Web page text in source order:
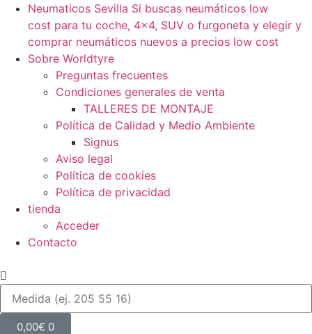
Neumaticos Sevilla Si buscas neumáticos low
cost para tu coche, 4×4, SUV o furgoneta y elegir y
comprar neumáticos nuevos a precios low cost
Sobre Worldtyre
Preguntas frecuentes
Condiciones generales de venta
TALLERES DE MONTAJE
Política de Calidad y Medio Ambiente
Signus
Aviso legal
Política de cookies
Política de privacidad
tienda
Acceder
Contacto
0,00€ 0